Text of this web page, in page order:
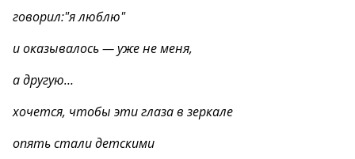
говорил:"я люблю"
и оказывалось — уже не меня,
а другую…
хочется, чтобы эти глаза в зеркале
опять стали детскими